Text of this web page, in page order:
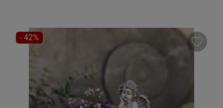
RÉDUCTION
- 42%